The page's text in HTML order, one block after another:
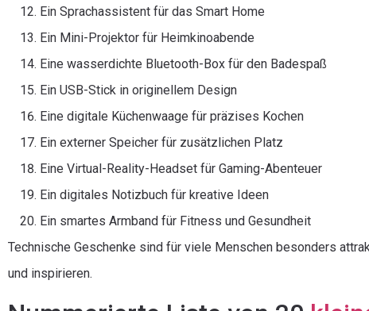
Ein Sprachassistent für das Smart Home
Ein Mini-Projektor für Heimkinoabende
Eine wasserdichte Bluetooth-Box für den Badespaß
Ein USB-Stick in originellem Design
Eine digitale Küchenwaage für präzises Kochen
Ein externer Speicher für zusätzlichen Platz
Eine Virtual-Reality-Headset für Gaming-Abenteuer
Ein digitales Notizbuch für kreative Ideen
Ein smartes Armband für Fitness und Gesundheit
Technische Geschenke sind für viele Menschen besonders
und inspirieren.